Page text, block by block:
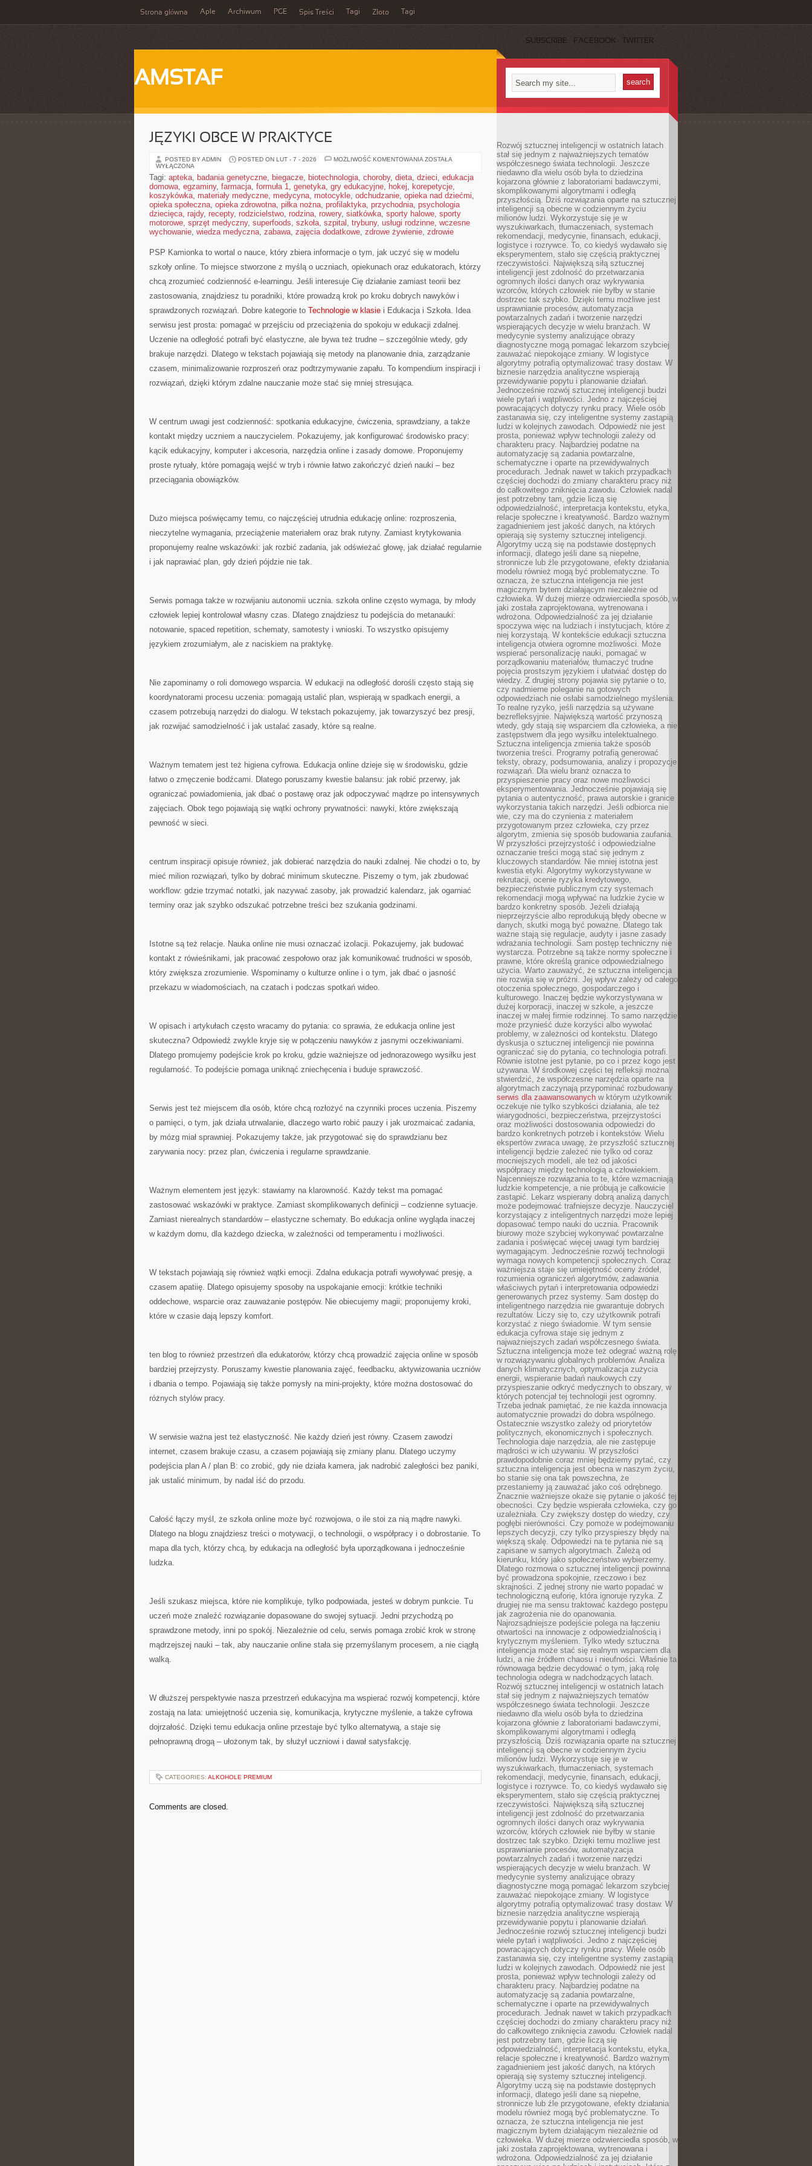
Strona główna Aple Archiwum PGE Spis Treści Tagi Złoto Tagi
SUBSCRIBE FACEBOOK TWITTER
AMSTAF
JĘZYKI OBCE W PRAKTYCE
POSTED BY ADMIN POSTED ON LUT - 7 - 2026 MOŻLIWOŚĆ KOMENTOWANIA JĘZYKI
PRAKTYCE
ZOSTAŁA
WYŁĄCZONA
Tagi: apteka, badania genetyczne, biegacze, biotechnologia, choroby, dieta, dzieci, edukacja
domowa, egzaminy, farmacja, formuła 1, genetyka, gry edukacyjne, hokej, korepetycje,
koszykówka, materiały medyczne, medycyna, motocykle, odchudzanie, opieka nad dziećmi,
opieka społeczna, opieka zdrowotna, piłka nożna, profilaktyka, przychodnia, psychologia
dziecięca, rajdy, recepty, rodzicielstwo, rodzina, rowery, siatkówka, sporty halowe, sporty
motorowe, sprzęt medyczny, superfoods, szkoła, szpital , trybuny, usługi rodzinne, wczesne
wychowanie, wiedza medyczna, zabawa, zajęcia dodatkowe, zdrowe żywienie, zdrowie
PSP Kamionka to wortal o nauce, który zbiera informacje o tym, jak uczyć się w modelu
szkoły online. To miejsce stworzone z myślą o uczniach, opiekunach oraz edukatorach, którzy
chcą zrozumieć codzienność e-learningu. Jeśli interesuje Cię działanie zamiast teorii bez
zastosowania, znajdziesz tu poradniki, które prowadzą krok po kroku dobrych nawyków i
sprawdzonych rozwiązań. Dobre kategorie to Technologie w klasie i Edukacja i Szkoła. Idea
serwisu jest prosta: pomagać w przejściu od przeciążenia do spokoju w edukacji zdalnej.
Uczenie na odległość potrafi być elastyczne, ale bywa też trudne – szczególnie wtedy, gdy
brakuje narzędzi. Dlatego w tekstach pojawiają się metody na planowanie dnia, zarządzanie
czasem, minimalizowanie rozproszeń oraz podtrzymywanie zapału. To kompendium inspiracji i
rozwiązań, dzięki którym zdalne nauczanie może stać się mniej stresująca.
W centrum uwagi jest codzienność: spotkania edukacyjne, ćwiczenia, sprawdziany, a także
kontakt między uczniem a nauczycielem. Pokazujemy, jak konfigurować środowisko pracy:
kącik edukacyjny, komputer i akcesoria, narzędzia online i zasady domowe. Proponujemy
proste rytuały, które pomagają wejść w tryb i równie łatwo zakończyć dzień nauki – bez
przeciągania obowiązków.
Dużo miejsca poświęcamy temu, co najczęściej utrudnia edukację online: rozproszenia,
nieczytelne wymagania, przeciążenie materiałem oraz brak rutyny. Zamiast krytykowania
proponujemy realne wskazówki: jak rozbić zadania, jak odświeżać głowę, jak działać regularnie
i jak naprawiać plan, gdy dzień pójdzie nie tak.
Serwis pomaga także w rozwijaniu autonomii ucznia. szkoła online często wymaga, by młody
człowiek lepiej kontrolował własny czas. Dlatego znajdziesz tu podejścia do metanauki:
notowanie, spaced repetition, schematy, samotesty i wnioski. To wszystko opisujemy
językiem zrozumiałym, ale z naciskiem na praktykę.
Nie zapominamy o roli domowego wsparcia. W edukacji na odległość dorośli często stają się
koordynatorami procesu uczenia: pomagają ustalić plan, wspierają w spadkach energii, a
czasem potrzebują narzędzi do dialogu. W tekstach pokazujemy, jak towarzyszyć bez presji,
jak rozwijać samodzielność i jak ustalać zasady, które są realne.
Ważnym tematem jest też higiena cyfrowa. Edukacja online dzieje się w środowisku, gdzie
łatwo o zmęczenie bodźcami. Dlatego poruszamy kwestie balansu: jak robić przerwy, jak
ograniczać powiadomienia, jak dbać o postawę oraz jak odpoczywać mądrze po intensywnych
zajęciach. Obok tego pojawiają się wątki ochrony prywatności: nawyki, które zwiększają
pewność w sieci.
centrum inspiracji opisuje również, jak dobierać narzędzia do nauki zdalnej. Nie chodzi o to, by
mieć milion rozwiązań, tylko by dobrać minimum skuteczne. Piszemy o tym, jak zbudować
workflow: gdzie trzymać notatki, jak nazywać zasoby, jak prowadzić kalendarz, jak ogarniać
terminy oraz jak szybko odszukać potrzebne treści bez szukania godzinami.
Istotne są też relacje. Nauka online nie musi oznaczać izolacji. Pokazujemy, jak budować
kontakt z rówieśnikami, jak pracować zespołowo oraz jak komunikować trudności w sposób,
który zwiększa zrozumienie. Wspominamy o kulturze online i o tym, jak dbać o jasność
przekazu w wiadomościach, na czatach i podczas spotkań wideo.
W opisach i artykułach często wracamy do pytania: co sprawia, że edukacja online jest
skuteczna? Odpowiedź zwykle kryje się w połączeniu nawyków z jasnymi oczekiwaniami.
Dlatego promujemy podejście krok po kroku, gdzie ważniejsze od jednorazowego wysiłku jest
regularność. To podejście pomaga uniknąć zniechęcenia i buduje sprawczość.
Serwis jest też miejscem dla osób, które chcą rozłożyć na czynniki proces uczenia. Piszemy
o pamięci, o tym, jak działa utrwalanie, dlaczego warto robić pauzy i jak urozmaicać zadania,
by mózg miał sprawniej. Pokazujemy także, jak przygotować się do sprawdzianu bez
zarywania nocy: przez plan, ćwiczenia i regularne sprawdzanie.
Ważnym elementem jest język: stawiamy na klarowność. Każdy tekst ma pomagać
zastosować wskazówki w praktyce. Zamiast skomplikowanych definicji – codzienne sytuacje.
Zamiast nierealnych standardów – elastyczne schematy. Bo edukacja online wygląda inaczej
w każdym domu, dla każdego dziecka, w zależności od temperamentu i możliwości.
W tekstach pojawiają się również wątki emocji. Zdalna edukacja potrafi wywoływać presję, a
czasem apatiię. Dlatego opisujemy sposoby na uspokajanie emocji: krótkie techniki
oddechowe, wsparcie oraz zauważanie postępów. Nie obiecujemy magii; proponujemy kroki,
które w czasie dają lepszy komfort.
ten blog to również przestrzeń dla edukatorów, którzy chcą prowadzić zajęcia online w sposób
bardziej przejrzysty. Poruszamy kwestie planowania zajęć, feedbacku, aktywizowania uczniów
i dbania o tempo. Pojawiają się także pomysły na mini-projekty, które można dostosować do
różnych stylów pracy.
W serwisie ważna jest też elastyczność. Nie każdy dzień jest równy. Czasem zawodzi
internet, czasem brakuje czasu, a czasem pojawiają się zmiany planu. Dlatego uczymy
podejścia plan A / plan B: co zrobić, gdy nie działa kamera, jak nadrobić zaległości bez paniki,
jak ustalić minimum, by nadal iść do przodu.
Całość łączy myśl, że szkoła online może być rozwojowa, o ile stoi za nią mądre nawyki.
Dlatego na blogu znajdziesz treści o motywacji, o technologii, o współpracy i o dobrostanie. To
mapa dla tych, którzy chcą, by edukacja na odległość była uporządkowana i jednocześnie
ludzka.
Jeśli szukasz miejsca, które nie komplikuje, tylko podpowiada, jesteś w dobrym punkcie. Tu
uczeń może znaleźć rozwiązanie dopasowane do swojej sytuacji. Jedni przychodzą po
sprawdzone metody, inni po spokój. Niezależnie od celu, serwis pomaga zrobić krok w stronę
mądrzejszej nauki – tak, aby nauczanie online stała się przemyślanym procesem, a nie ciągłą
walką.
W dłuższej perspektywie nasza przestrzeń edukacyjna ma wspierać rozwój kompetencji, które
zostają na lata: umiejętność uczenia się, komunikacja, krytyczne myślenie, a także cyfrowa
dojrzałość. Dzięki temu edukacja online przestaje być tylko alternatywą, a staje się
pełnoprawną drogą – ułożonym tak, by służył uczniowi i dawał satysfakcję.
CATEGORIES: ALKOHOLE PREMIUM
Comments are closed.
Rozwój sztucznej inteligencji w ostatnich latach
stał się jednym z najważniejszych tematów
współczesnego świata technologii. Jeszcze
niedawno dla wielu osób była to dziedzina
kojarzona głównie z laboratoriami badawczymi,
skomplikowanymi algorytmami i odległą
przyszłością. Dziś rozwiązania oparte na sztucznej
inteligencji są obecne w codziennym życiu
milionów ludzi. Wykorzystuje się je w
wyszukiwarkach, tłumaczeniach, systemach
rekomendacji, medycynie, finansach, edukacji,
logistyce i rozrywce. To, co kiedyś wydawało się
eksperymentem, stało się częścią praktycznej
rzeczywistości. Największą siłą sztucznej
inteligencji jest zdolność do przetwarzania
ogromnych ilości danych oraz wykrywania
wzorców, których człowiek nie byłby w stanie
dostrzec tak szybko. Dzięki temu możliwe jest
usprawnianie procesów, automatyzacja
powtarzalnych zadań i tworzenie narzędzi
wspierających decyzje w wielu branżach. W
medycynie systemy analizujące obrazy
diagnostyczne mogą pomagać lekarzom szybciej
zauważać niepokojące zmiany. W logistyce
algorytmy potrafią optymalizować trasy dostaw. W
biznesie narzędzia analityczne wspierają
przewidywanie popytu i planowanie działań.
Jednocześnie rozwój sztucznej inteligencji budzi
wiele pytań i wątpliwości. Jedno z najczęściej
powracających dotyczy rynku pracy. Wiele osób
zastanawia się, czy inteligentne systemy zastąpią
ludzi w kolejnych zawodach. Odpowiedź nie jest
prosta, ponieważ wpływ technologii zależy od
charakteru pracy. Najbardziej podatne na
automatyzację są zadania powtarzalne,
schematyczne i oparte na przewidywalnych
procedurach. Jednak nawet w takich przypadkach
częściej dochodzi do zmiany charakteru pracy niż
do całkowitego zniknięcia zawodu. Człowiek nadal
jest potrzebny tam, gdzie liczą się
odpowiedzialność, interpretacja kontekstu, etyka,
relacje społeczne i kreatywność. Bardzo ważnym
zagadnieniem jest jakość danych, na których
opierają się systemy sztucznej inteligencji.
Algorytmy uczą się na podstawie dostępnych
informacji, dlatego jeśli dane są niepełne,
stronnicze lub źle przygotowane, efekty działania
modelu również mogą być problematyczne. To
oznacza, że sztuczna inteligencja nie jest
magicznym bytem działającym niezależnie od
człowieka. W dużej mierze odzwierciedla sposób, w
jaki została zaprojektowana, wytrenowana i
wdrożona. Odpowiedzialność za jej działanie
spoczywa więc na ludziach i instytucjach, które z
niej korzystają. W kontekście edukacji sztuczna
inteligencja otwiera ogromne możliwości. Może
wspierać personalizację nauki, pomagać w
porządkowaniu materiałów, tłumaczyć trudne
pojęcia prostszym językiem i ułatwiać dostęp do
wiedzy. Z drugiej strony pojawia się pytanie o to,
czy nadmierne poleganie na gotowych
odpowiedziach nie osłabi samodzielnego myślenia.
To realne ryzyko, jeśli narzędzia są używane
bezrefleksyjnie. Największą wartość przynoszą
wtedy, gdy stają się wsparciem dla człowieka, a nie
zastępstwem dla jego wysiłku intelektualnego.
Sztuczna inteligencja zmienia także sposób
tworzenia treści. Programy potrafią generować
teksty, obrazy, podsumowania, analizy i propozycje
rozwiązań. Dla wielu branż oznacza to
przyspieszenie pracy oraz nowe możliwości
eksperymentowania. Jednocześnie pojawiają się
pytania o autentyczność, prawa autorskie i granice
wykorzystania takich narzędzi. Jeśli odbiorca nie
wie, czy ma do czynienia z materiałem
przygotowanym przez człowieka, czy przez
algorytm, zmienia się sposób budowania zaufania.
W przyszłości przejrzystość i odpowiedzialne
oznaczanie treści mogą stać się jednym z
kluczowych standardów. Nie mniej istotna jest
kwestia etyki. Algorytmy wykorzystywane w
rekrutacji, ocenie ryzyka kredytowego,
bezpieczeństwie publicznym czy systemach
rekomendacji mogą wpływać na ludzkie życie w
bardzo konkretny sposób. Jeżeli działają
nieprzejrzyście albo reprodukują błędy obecne w
danych, skutki mogą być poważne. Dlatego tak
ważne stają się regulacje, audyty i jasne zasady
wdrażania technologii. Sam postęp techniczny nie
wystarcza. Potrzebne są także normy społeczne i
prawne, które określą granice odpowiedzialnego
użycia. Warto zauważyć, że sztuczna inteligencja
nie rozwija się w próżni. Jej wpływ zależy od całego
otoczenia społecznego, gospodarczego i
kulturowego. Inaczej będzie wykorzystywana w
dużej korporacji, inaczej w szkole, a jeszcze
inaczej w małej firmie rodzinnej. To samo narzędzie
może przynieść duże korzyści albo wywołać
problemy, w zależności od kontekstu. Dlatego
dyskusja o sztucznej inteligencji nie powinna
ograniczać się do pytania, co technologia potrafi.
Równie istotne jest pytanie, po co i przez kogo jest
używana. W środkowej części tej refleksji można
stwierdzić, że współczesne narzędzia oparte na
algorytmach zaczynają przypominać rozbudowany
serwis dla zaawansowanych w którym użytkownik
oczekuje nie tylko szybkości działania, ale też
wiarygodności, bezpieczeństwa, przejrzystości
oraz możliwości dostosowania odpowiedzi do
bardzo konkretnych potrzeb i kontekstów. Wielu
ekspertów zwraca uwagę, że przyszłość sztucznej
inteligencji będzie zależeć nie tylko od coraz
mocniejszych modeli, ale też od jakości
współpracy między technologią a człowiekiem.
Najcenniejsze rozwiązania to te, które wzmacniają
ludzkie kompetencje, a nie próbują je całkowicie
zastąpić. Lekarz wspierany dobrą analizą danych
może podejmować trafniejsze decyzje. Nauczyciel
korzystający z inteligentnych narzędzi może lepiej
dopasować tempo nauki do ucznia. Pracownik
biurowy może szybciej wykonywać powtarzalne
zadania i poświęcać więcej uwagi tym bardziej
wymagającym. Jednocześnie rozwój technologii
wymaga nowych kompetencji społecznych. Coraz
ważniejsza staje się umiejętność oceny źródeł,
rozumienia ograniczeń algorytmów, zadawania
właściwych pytań i interpretowania odpowiedzi
generowanych przez systemy. Sam dostęp do
inteligentnego narzędzia nie gwarantuje dobrych
rezultatów. Liczy się to, czy użytkownik potrafi
korzystać z niego świadomie. W tym sensie
edukacja cyfrowa staje się jednym z
najważniejszych zadań współczesnego świata.
Sztuczna inteligencja może też odegrać ważną rolę
w rozwiązywaniu globalnych problemów. Analiza
danych klimatycznych, optymalizacja zużycia
energii, wspieranie badań naukowych czy
przyspieszanie odkryć medycznych to obszary, w
których potencjał tej technologii jest ogromny.
Trzeba jednak pamiętać, że nie każda innowacja
automatycznie prowadzi do dobra wspólnego.
Ostatecznie wszystko zależy od priorytetów
politycznych, ekonomicznych i społecznych.
Technologia daje narzędzia, ale nie zastępuje
mądrości w ich używaniu. W przyszłości
prawdopodobnie coraz mniej będziemy pytać, czy
sztuczna inteligencja jest obecna w naszym życiu,
bo stanie się ona tak powszechna, że
przestaniemy ją zauważać jako coś odrębnego.
Znacznie ważniejsze okaże się pytanie o jakość tej
obecności. Czy będzie wspierała człowieka, czy go
uzależniała. Czy zwiększy dostęp do wiedzy, czy
pogłębi nierówności. Czy pomoże w podejmowaniu
lepszych decyzji, czy tylko przyspieszy błędy na
większą skalę. Odpowiedzi na te pytania nie są
zapisane w samych algorytmach. Zależą od
kierunku, który jako społeczeństwo wybierzemy.
Dlatego rozmowa o sztucznej inteligencji powinna
być prowadzona spokojnie, rzeczowo i bez
skrajności. Z jednej strony nie warto popadać w
technologiczną euforię, która ignoruje ryzyka. Z
drugiej nie ma sensu traktować każdego postępu
jak zagrożenia nie do opanowania.
Najrozsądniejsze podejście polega na łączeniu
otwartości na innowacje z odpowiedzialnością i
krytycznym myśleniem. Tylko wtedy sztuczna
inteligencja może stać się realnym wsparciem dla
ludzi, a nie źródłem chaosu i nieufności. Właśnie ta
równowaga będzie decydować o tym, jaką rolę
technologia odegra w nadchodzących latach.
Rozwój sztucznej inteligencji w ostatnich latach
stał się jednym z najważniejszych tematów
współczesnego świata technologii. Jeszcze
niedawno dla wielu osób była to dziedzina
kojarzona głównie z laboratoriami badawczymi,
skomplikowanymi algorytmami i odległą
przyszłością. Dziś rozwiązania oparte na sztucznej
inteligencji są obecne w codziennym życiu
milionów ludzi. Wykorzystuje się je w
wyszukiwarkach, tłumaczeniach, systemach
rekomendacji, medycynie, finansach, edukacji,
logistyce i rozrywce. To, co kiedyś wydawało się
eksperymentem, stało się częścią praktycznej
rzeczywistości. Największą siłą sztucznej
inteligencji jest zdolność do przetwarzania
ogromnych ilości danych oraz wykrywania
wzorców, których człowiek nie byłby w stanie
dostrzec tak szybko. Dzięki temu możliwe jest
usprawnianie procesów, automatyzacja
powtarzalnych zadań i tworzenie narzędzi
wspierających decyzje w wielu branżach. W
medycynie systemy analizujące obrazy
diagnostyczne mogą pomagać lekarzom szybciej
zauważać niepokojące zmiany. W logistyce
algorytmy potrafią optymalizować trasy dostaw. W
biznesie narzędzia analityczne wspierają
przewidywanie popytu i planowanie działań.
Jednocześnie rozwój sztucznej inteligencji budzi
wiele pytań i wątpliwości. Jedno z najczęściej
powracających dotyczy rynku pracy. Wiele osób
zastanawia się, czy inteligentne systemy zastąpią
ludzi w kolejnych zawodach. Odpowiedź nie jest
prosta, ponieważ wpływ technologii zależy od
charakteru pracy. Najbardziej podatne na
automatyzację są zadania powtarzalne,
schematyczne i oparte na przewidywalnych
procedurach. Jednak nawet w takich przypadkach
częściej dochodzi do zmiany charakteru pracy niż
do całkowitego zniknięcia zawodu. Człowiek nadal
jest potrzebny tam, gdzie liczą się
odpowiedzialność, interpretacja kontekstu, etyka,
relacje społeczne i kreatywność. Bardzo ważnym
zagadnieniem jest jakość danych, na których
opierają się systemy sztucznej inteligencji.
Algorytmy uczą się na podstawie dostępnych
informacji, dlatego jeśli dane są niepełne,
stronnicze lub źle przygotowane, efekty działania
modelu również mogą być problematyczne. To
oznacza, że sztuczna inteligencja nie jest
magicznym bytem działającym niezależnie od
człowieka. W dużej mierze odzwierciedla sposób, w
jaki została zaprojektowana, wytrenowana i
wdrożona. Odpowiedzialność za jej działanie